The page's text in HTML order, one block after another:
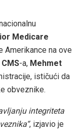
Medicare
Amerikance na ove
CMS-a, Mehmet
ističući da
obveznike.
integriteta
, izjavio je